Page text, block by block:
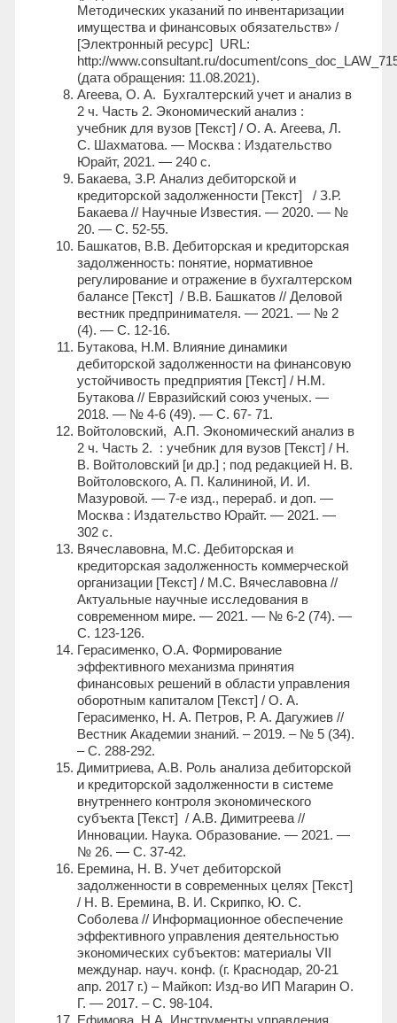
Методических указаний по инвентаризации
имущества и финансовых обязательств» /
[Электронный ресурс] URL:
http://www.consultant.ru/document/
(дата обращения: 11.08.2021).
Агеева, О. А. Бухгалтерский учет и анализ в
2 ч. Часть 2. Экономический анализ :
учебник для вузов [Текст] / О. А. Агеева, Л.
С. Шахматова. — Москва : Издательство
Юрайт, 2021. — 240 с.
Бакаева, З.Р. Анализ дебиторской и
кредиторской задолженности [Текст] / З.Р.
Бакаева // Научные Известия. — 2020. — №
20. — С. 52-55.
Башкатов, В.В. Дебиторская и кредиторская
задолженность: понятие, нормативное
регулирование и отражение в бухгалтерском
балансе [Текст] / В.В. Башкатов // Деловой
вестник предпринимателя. — 2021. — № 2
(4). — С. 12-16.
Бутакова, Н.М. Влияние динамики
дебиторской задолженности на финансовую
устойчивость предприятия [Текст] / Н.М.
Бутакова // Евразийский союз ученых. —
2018. — № 4-6 (49). — С. 67- 71.
Войтоловский, А.П. Экономический анализ в
2 ч. Часть 2. : учебник для вузов [Текст] / Н.
В. Войтоловский [и др.] ; под редакцией Н. В.
Войтоловского, А. П. Калининой, И. И.
Мазуровой. — 7-е изд., перераб. и доп. —
Москва : Издательство Юрайт. — 2021. —
302 с.
Вячеславовна, М.С. Дебиторская и
кредиторская задолженность коммерческой
организации [Текст] / М.С. Вячеславовна //
Актуальные научные исследования в
современном мире. — 2021. — № 6-2 (74). —
С. 123-126.
Герасименко, О.А. Формирование
эффективного механизма принятия
финансовых решений в области управления
оборотным капиталом [Текст] / О. А.
Герасименко, Н. А. Петров, Р. А. Дагужиев //
Вестник Академии знаний. – 2019. – № 5 (34).
– С. 288-292.
Димитриева, А.В. Роль анализа дебиторской
и кредиторской задолженности в системе
внутреннего контроля экономического
субъекта [Текст] / А.В. Димитреева //
Инновации. Наука. Образование. — 2021. —
№ 26. — С. 37-42.
Еремина, Н. В. Учет дебиторской
задолженности в современных целях [Текст]
/ Н. В. Еремина, В. И. Скрипко, Ю. С.
Соболева // Информационное обеспечение
эффективного управления деятельностью
экономических субъектов: материалы VII
междунар. науч. конф. (г. Краснодар, 20-21
апр. 2017 г.) – Майкоп: Изд-во ИП Магарин О.
Г. — 2017. – C. 98-104.